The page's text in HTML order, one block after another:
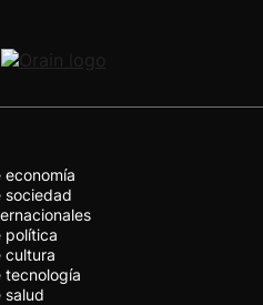
sociedad
política
cultura
tecnología
salud